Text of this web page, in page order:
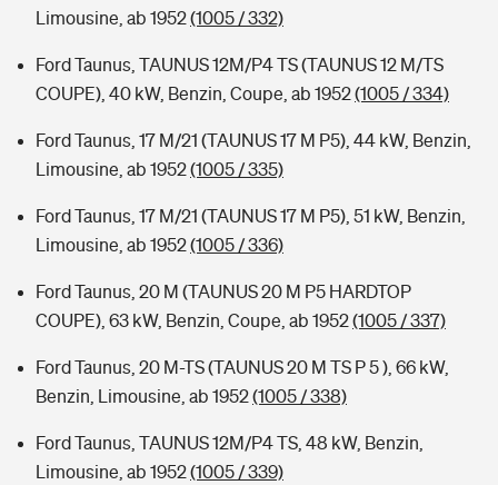
Limousine, ab 1952(1005 / 332)
Ford Taunus, TAUNUS 12M/P4 TS (TAUNUS 12 M/TS
COUPE), 40 kW, Benzin, Coupe, ab 1952(1005 / 334)
Ford Taunus, 17 M/21 (TAUNUS 17 M P5), 44 kW, Benzin,
Limousine, ab 1952(1005 / 335)
Ford Taunus, 17 M/21 (TAUNUS 17 M P5), 51 kW, Benzin,
Limousine, ab 1952(1005 / 336)
Ford Taunus, 20 M (TAUNUS 20 M P5 HARDTOP
COUPE), 63 kW, Benzin, Coupe, ab 1952(1005 / 337)
Ford Taunus, 20 M-TS (TAUNUS 20 M TS P 5 ), 66 kW,
Benzin, Limousine, ab 1952(1005 / 338)
Ford Taunus, TAUNUS 12M/P4 TS, 48 kW, Benzin,
Limousine, ab 1952(1005 / 339)